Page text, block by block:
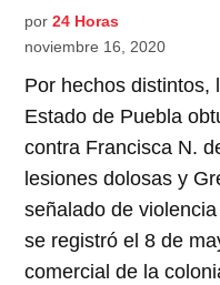
por 24 Horas
noviembre 16, 2020
Por hechos distintos,
Estado de Puebla
contra Francisca N.
lesiones dolosas y
señalado de
se registró el 8 de
comercial de la